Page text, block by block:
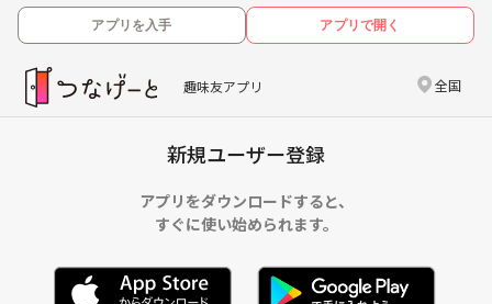
アプリを入手 アプリで開く
趣味友アプリ 全国
新規ユーザー登録
アプリをダウンロードすると、
すぐに使い始められます。